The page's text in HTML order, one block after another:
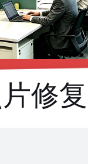
复 **